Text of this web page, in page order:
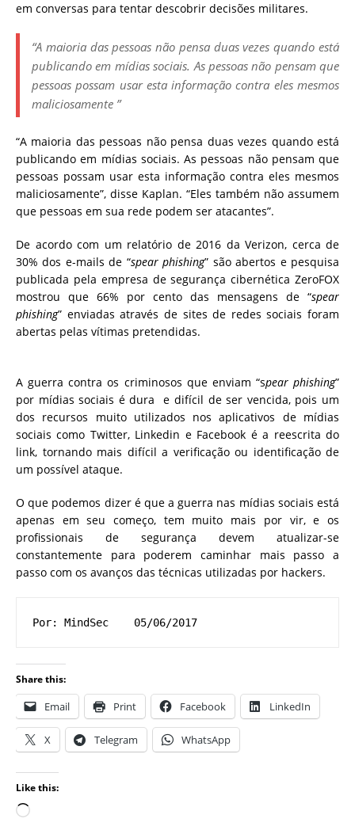
em conversas para tentar descobrir decisões militares.
“A maioria das pessoas não pensa duas vezes quando está
publicando em mídias sociais. As pessoasnão pensam que
pessoas possam usar esta informação contra eles mesmos
maliciosamente ”
“A maioria das pessoas não pensa duas vezes quando está
publicando em mídias sociais. As pessoas não pensam que
pessoas possam usar esta informação contra eles mesmos
maliciosamente”, disse Kaplan. “Eles também não assumem
que pessoas em sua rede podem ser atacantes”.
De acordo com um relatório de 2016 da Verizon, cerca de
30% dos e-mails de “spear phishing” são abertos epesquisa
publicada pela empresa de segurança cibernética ZeroFOX
mostrou que 66% por cento das mensagens de “spear
phishing” enviadas através de sites de redes sociais foram
abertas pelas vítimas pretendidas.
A guerra contra os criminosos que enviam “spear phishing”
por mídias sociais é dura e difícil de ser vencida, pois um
dos recursos muito utilizados nos aplicativos de mídias
sociais como Twitter, Linkedin e Facebook é a reescrita do
link, tornando mais difícil a verificação ou identificação de
um possível ataque.
O que podemos dizer é que a guerra nas mídias sociais está
apenas em seu começo, tem muito mais por vir, e os
profissionais de segurança devem atualizar-se
constantemente para poderem caminhar mais passo a
passo com os avanços das técnicas utilizadas por hackers.
Por: MindSec    05/06/2017
Share this:
Email Print Facebook LinkedIn
X Telegram WhatsApp
Like this: